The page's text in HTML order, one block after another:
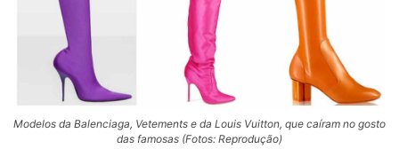
Modelos da Balenciaga, Vetements e da Louis Vuitton, que caíram no gosto
das famosas (Fotos: Reprodução)